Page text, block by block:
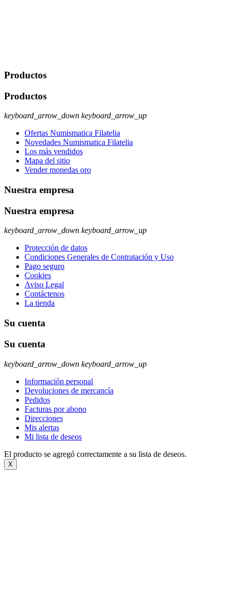
Productos
Productos
keyboard_arrow_down keyboard_arrow_up
Ofertas Numismatica Filatelia
Novedades Numismatica Filatelia
Los más vendidos
Mapa del sitio
Vender monedas oro
Nuestra empresa
Nuestra empresa
keyboard_arrow_down keyboard_arrow_up
Protección de datos
Condiciones Generales de Contratación y Uso
Pago seguro
Cookies
Aviso Legal
Contáctenos
La tienda
Su cuenta
Su cuenta
keyboard_arrow_down keyboard_arrow_up
Información personal
Devoluciones de mercancía
Pedidos
Facturas por abono
Direcciones
Mis alertas
Mi lista de deseos
El producto se agregó correctamente a su lista de deseos.
X